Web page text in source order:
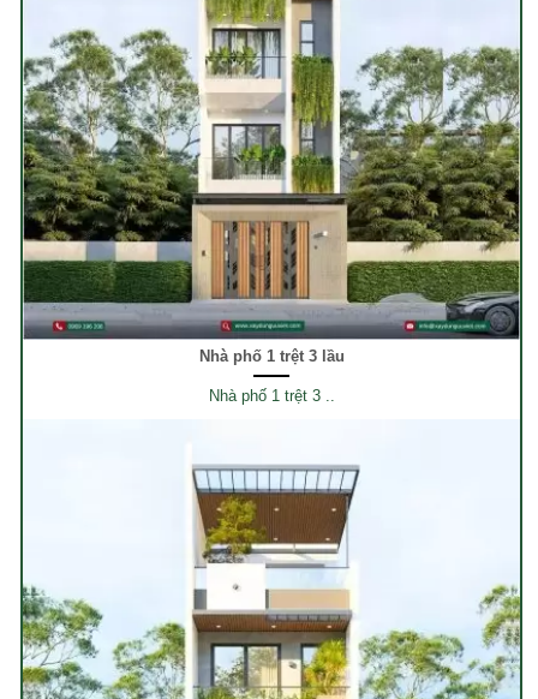
Nhà phố 1 trệt 3 lầu
Nhà phố 1 trệt 3 ..